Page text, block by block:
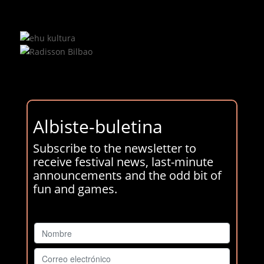
Albiste-buletina
Subscribe to the newsletter to
receive festival news, last-minute
announcements and the odd bit of
fun and games.